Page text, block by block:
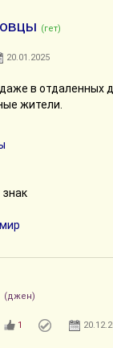
(гет)
20.01.2025
в отдаленных
жители.
знак
(джен)
1